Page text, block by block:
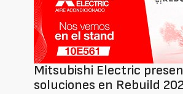
Mitsubishi Electric
soluciones en Rebuild